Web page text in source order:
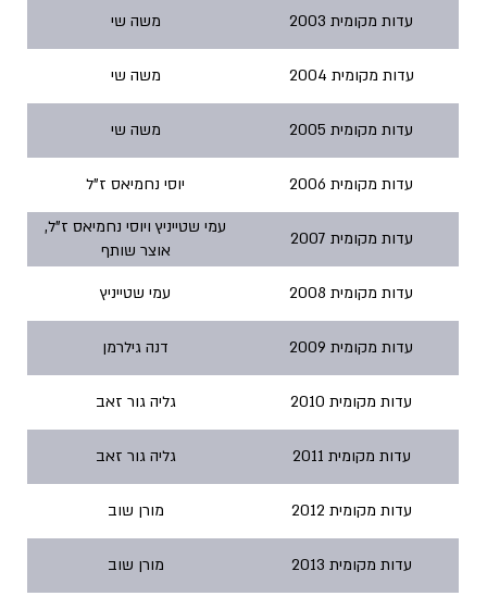
עדות מקומית 2003 משה שי
עדות מקומית 2004 משה שי
עדות מקומית 2005 משה שי
עדות מקומית 2006 יוסי נחמיאס ז"ל
עדות מקומית 2007
עמי שטייניץ ויוסי נחמיאס ז"ל,
אוצר שותף
עדות מקומית 2008 עמי שטייניץ
עדות מקומית 2009 דנה גילרמן
עדות מקומית 2010 גליה גור זאב
עדות מקומית 2011 גליה גור זאב
עדות מקומית 2012 מורן שוב
עדות מקומית 2013 מורן שוב